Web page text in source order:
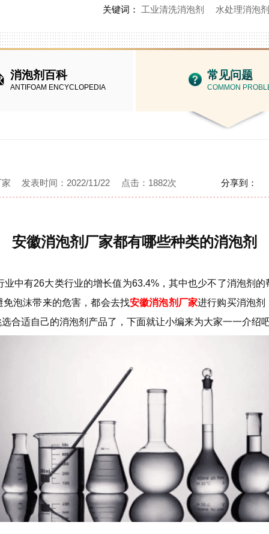
关键词： 工业清洗消泡剂 水处理消泡剂
消泡剂百科
ANTIFOAM ENCYCLOPEDIA
常见问题
COMMON
发表时间：2022/11/22 点击： 1882次 分享到：
安徽消泡剂厂家都有哪些种类的消泡剂
中有26大类行业的增长值为63.4%，其中也少不了消泡剂
泡沫带来的危害，都会去找安徽消泡剂厂家进行购买消泡剂
合适自己的消泡剂产品了，下面就让小编来为大家一一介绍